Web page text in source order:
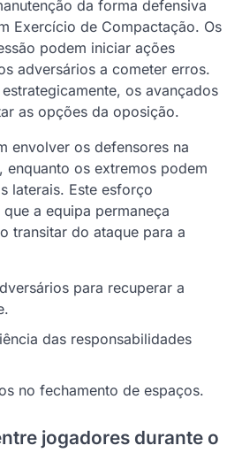
da forma defensiva
Exercício de Compactação. Os
podem iniciar ações
adversários a cometer erros.
os avançados
as opções da oposição.
envolver os defensores na
enquanto os extremos podem
laterais. Este esforço
a equipa permaneça
transitar do ataque para a
para recuperar a
das responsabilidades
no fechamento de espaços.
jogadores durante o